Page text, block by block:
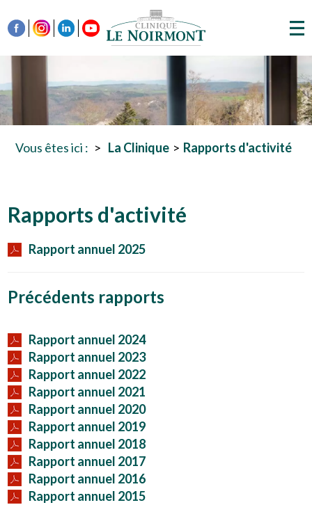
Vous êtes ici : La Clinique Rapports d'activité
Rapports d'activité
Rapport annuel 2025
Précédents rapports
Rapport annuel 2024
Rapport annuel 2023
Rapport annuel 2022
Rapport annuel 2021
Rapport annuel 2020
Rapport annuel 2019
Rapport annuel 2018
Rapport annuel 2017
Rapport annuel 2016
Rapport annuel 2015